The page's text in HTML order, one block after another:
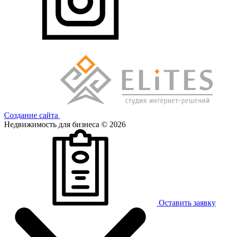
Создание сайта
Недвижимость для бизнеса © 2026
Оставить заявку